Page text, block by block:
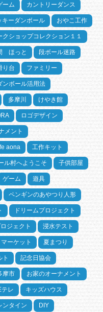
ーム カントリーダンス
キーダンボール おやこ工作
クショップコレクション１１
ほっと 段ボール迷路
り台 ファミリー
ンボール活用法
多摩川 けやき館
ロゴデザイン
メント
aona 工作キット
ル村へようこそ 子供部屋
ゲーム 遊具
ペンギンのあやつり人形
ドリームプロジェクト
ジェクト 浸水テスト
マーケット 夏まつり
ト 記念日協会
摩市 お家のオーナメント
テレ キッズハウス
ンタイン DIY